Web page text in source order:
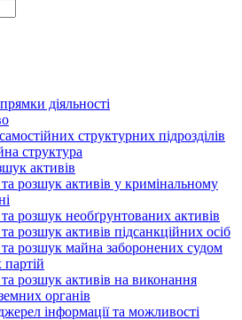
діяльності
структурних підрозділів
структура
активів
розшук активів у кримінальному
розшук необґрунтованих активів
розшук активів підсанкційних осіб
розшук майна заборонених судом
розшук активів на виконання
органів
інформації та можливості